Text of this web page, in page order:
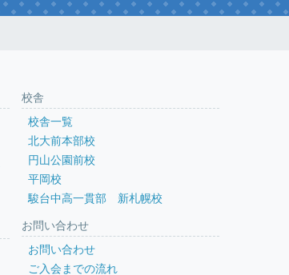
校舎
校舎一覧
北大前本部校
円山公園前校
平岡校
駿台中高一貫部 新札幌校
お問い合わせ
お問い合わせ
ご入会までの流れ